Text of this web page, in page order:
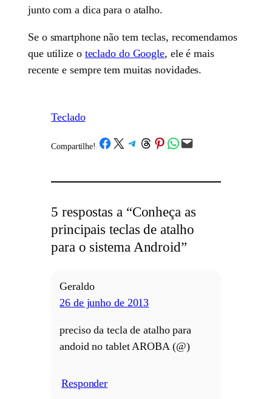
junto com a dica para o atalho.
Se o smartphone não tem teclas, recomendamos
que utilize o teclado do Google, ele é mais
recente e sempre tem muitas novidades.
Teclado
Compartilhe! /Share on Facebook
Share on X Share on Telegram
Share on Threads
Share on Pinterest
Share on WhatsApp
Email this Page
5 respostas a “Conheça as
principais teclas de atalho
para o sistema Android”
Geraldo
26 de junho de 2013
preciso da tecla de atalho para
andoid no tablet AROBA (@)
Responder